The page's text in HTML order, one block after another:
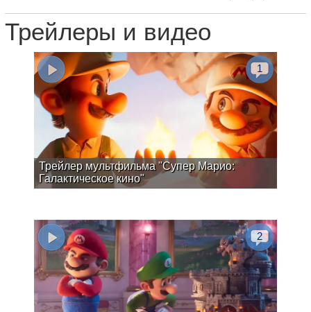
Трейлеры и видео
Трейлер мультфильма "Супер Марио:
Галактическое кино"
1
2